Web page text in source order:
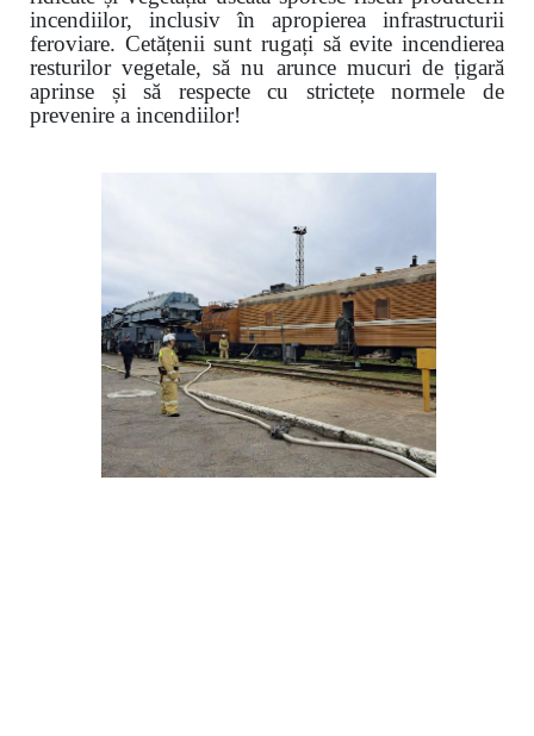
incendiilor, inclusiv în apropierea infrastructurii
feroviare. Cetățenii sunt rugați să evite incendierea
resturilor vegetale, să nu arunce mucuri de țigară
aprinse și să respecte cu strictețe normele de
prevenire a incendiilor!